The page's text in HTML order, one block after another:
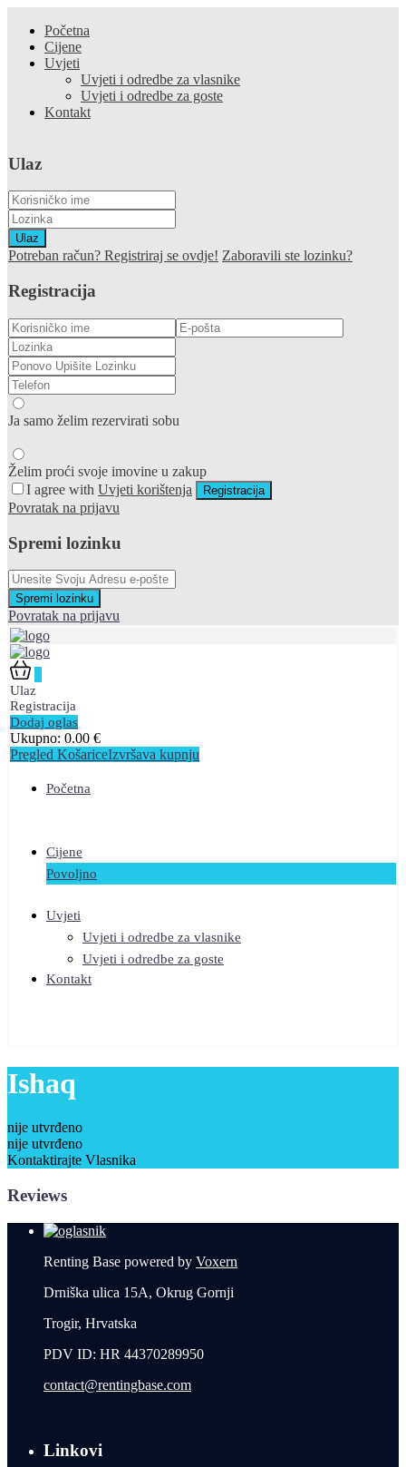
Početna
Cijene
Uvjeti
Uvjeti i odredbe za vlasnike
Uvjeti i odredbe za goste
Kontakt
Ulaz
Ulaz
Potreban račun? Registriraj se ovdje! Zaboravili ste lozinku?
Registracija
Ja samo želim rezervirati sobu
Želim proći svoje imovine u zakup
I agree with Uvjeti korištenja Registracija
Povratak na prijavu
Spremi lozinku
Spremi lozinku
Povratak na prijavu
Ulaz
Registracija
Dodaj oglas
Ukupno: 0.00 €
Pregled KošariceIzvršava kupnju
Početna
Cijene
Povoljno
Uvjeti
Uvjeti i odredbe za vlasnike
Uvjeti i odredbe za goste
Kontakt
Ishaq
nije utvrđeno
nije utvrđeno
Kontaktirajte Vlasnika
Reviews
Renting Base powered by Voxern
Drniška ulica 15A, Okrug Gornji
Trogir, Hrvatska
PDV ID: HR 44370289950
contact@rentingbase.com
Linkovi